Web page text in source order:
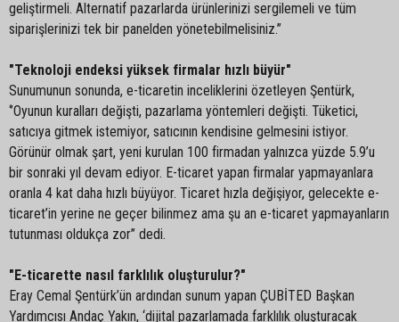
geliştirmeli. Alternatif pazarlarda ürünlerinizi sergilemeli ve tüm
siparişlerinizi tek bir panelden yönetebilmelisiniz.’’
"Teknoloji endeksi yüksek firmalar hızlı büyür"
Sunumunun sonunda, e-ticaretin inceliklerini özetleyen Şentürk,
‘’Oyunun kuralları değişti, pazarlama yöntemleri değişti. Tüketici,
satıcıya gitmek istemiyor, satıcının kendisine gelmesini istiyor.
Görünür olmak şart, yeni kurulan 100 firmadan yalnızca yüzde 5.9’u
bir sonraki yıl devam ediyor. E-ticaret yapan firmalar yapmayanlara
oranla 4 kat daha hızlı büyüyor. Ticaret hızla değişiyor, gelecekte e-
ticaret’in yerine ne geçer bilinmez ama şu an e-ticaret yapmayanların
tutunması oldukça zor’’ dedi.
"E-ticarette nasıl farklılık oluşturulur?"
Eray Cemal Şentürk’ün ardından sunum yapan ÇUBİTED Başkan
Yardımcısı Andaç Yakın, ‘dijital pazarlamada farklılık oluşturacak